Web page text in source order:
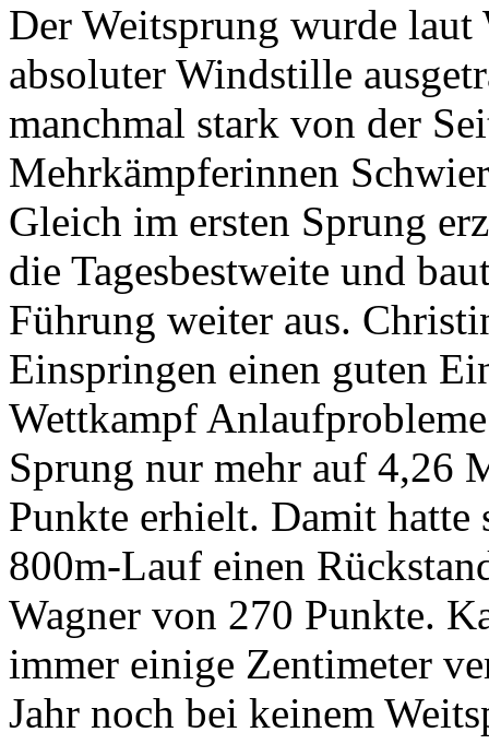
Der Weitsprung wurde
absoluter Windstille
manchmal stark von der
Mehrkämpferinnen
Gleich im ersten Sprung
die Tagesbestweite und
Führung weiter aus.
Einspringen einen guten
Wettkampf
Sprung nur mehr auf 4,26
Punkte erhielt. Damit hatte
800m-Lauf einen
Wagner von 270 Punkte.
immer einige Zentimeter
Jahr noch bei keinem